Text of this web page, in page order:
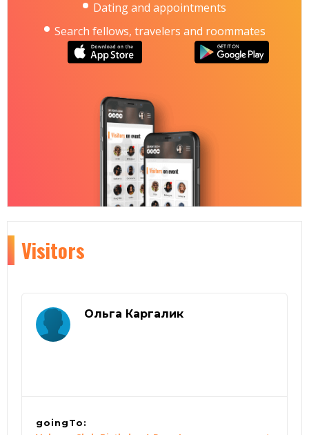
Dating and appointments
Search fellows, travelers and roommates
Visitors
Ольга Каргалик
goingTo: